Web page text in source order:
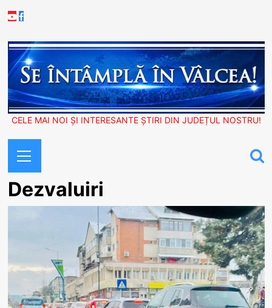
to
Youtube
Facebook
CELE MAI NOI ȘI INTERESANTE ȘTIRI DIN JUDEȚUL NOSTRU!
Menu
Dezvaluiri